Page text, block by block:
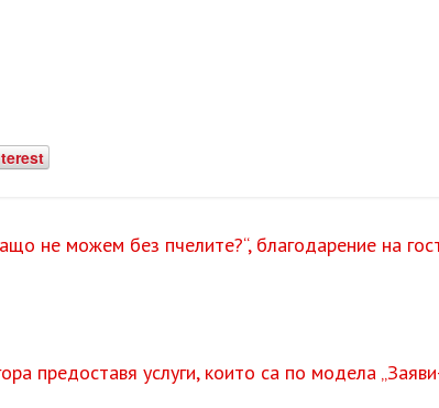
не можем без пчелите?“, благодарение на
предоставя услуги, които са по модела